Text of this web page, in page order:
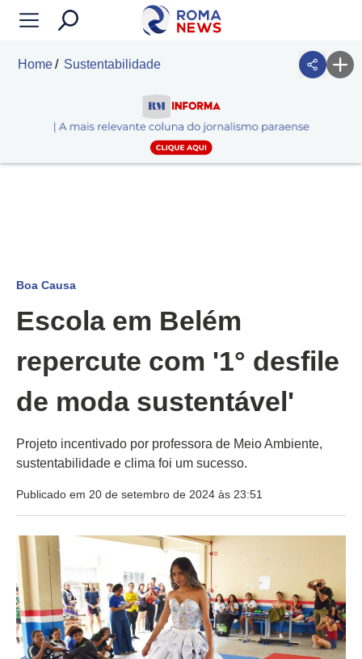
Home Sustentabilidade
Boa Causa
Escola em Belém
repercute com '1° desfile
de moda sustentável'
Projeto incentivado por professora de Meio Ambiente,
sustentabilidade e clima foi um sucesso.
Publicado em 20 de setembro de 2024 às 23:51